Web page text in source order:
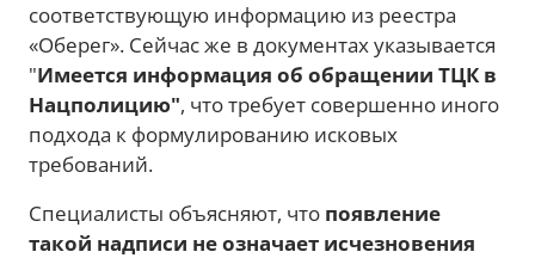
соответствующую информацию из реестра
«Оберег». Сейчас же в документах указывается
"Имеется информация об обращении ТЦК в
Нацполицию", что требует совершенно иного
подхода к формулированию исковых
требований.
Специалисты объясняют, что появление
такой надписи не означает исчезновения